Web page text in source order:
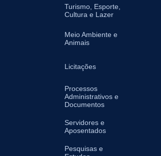
Turismo, Esporte,
Cultura e Lazer
Meio Ambiente e
Animais
Licitações
Processos
Administrativos e
Documentos
Servidores e
Aposentados
Pesquisas e